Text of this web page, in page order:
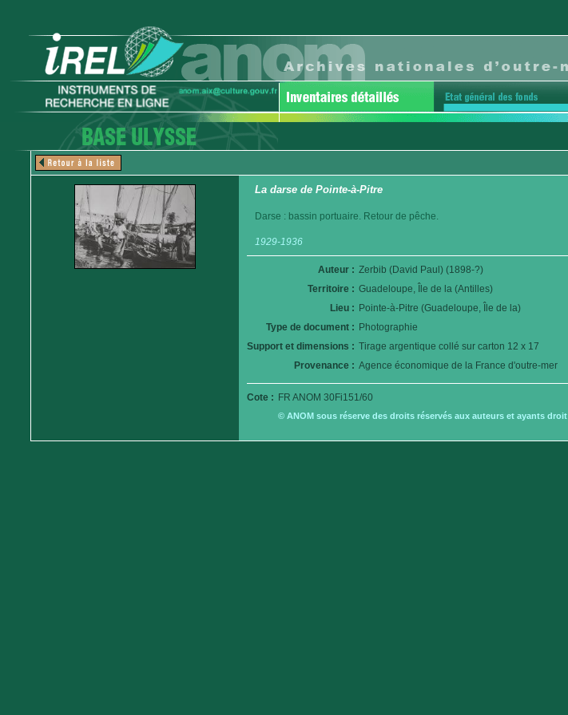
La darse de Pointe-à-Pitre
Darse : bassin portuaire. Retour de pêche.
1929-1936
Auteur : Zerbib (David Paul) (1898-?)
Territoire : Guadeloupe, Île de la (Antilles)
Lieu : Pointe-à-Pitre (Guadeloupe, Île de la)
Type de document : Photographie
Support et dimensions : Tirage argentique collé sur carton 12 x 17
Provenance : Agence économique de la France d'outre-mer
Cote : FR ANOM 30Fi151/60
© ANOM sous réserve des droits réservés aux auteurs et ayants droit